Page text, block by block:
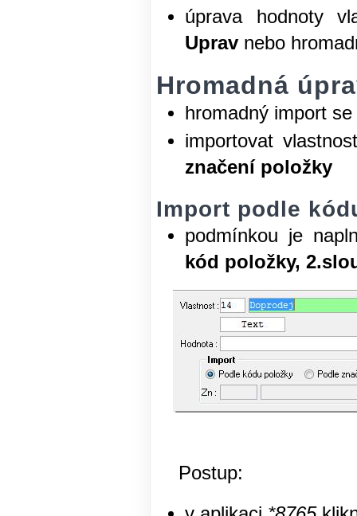
úprava hodnoty
Uprav nebo
Hromadná
hromadný import
importovat
značení položky
Import podle
podmínkou je
kód položky,
Postup: